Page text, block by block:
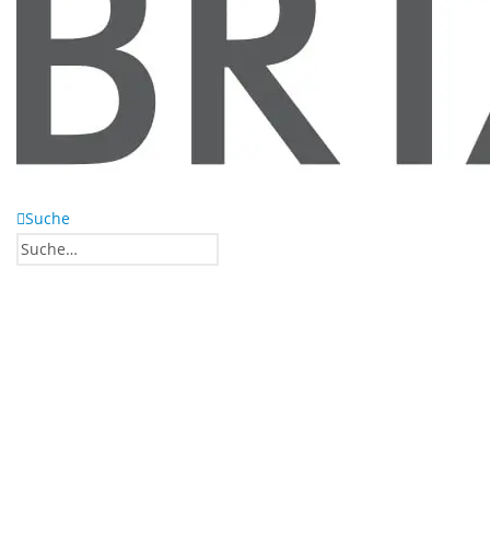
Suche